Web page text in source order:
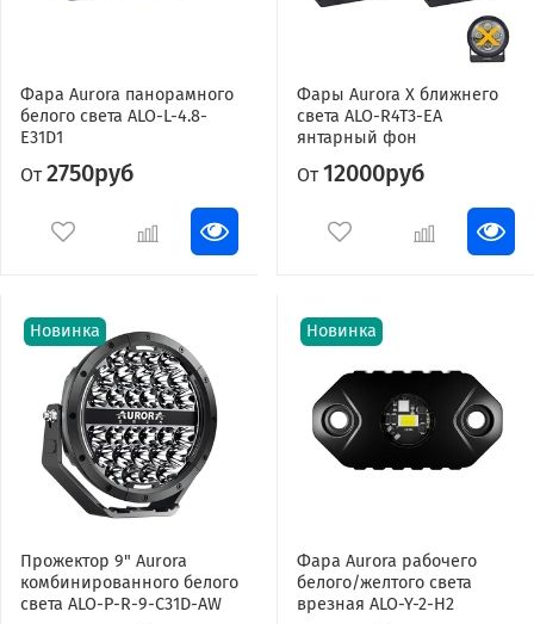
Фара Aurora панорамного
белого света ALO-L-4.8-
E31D1
От 2750руб
Фары Aurora X ближнего
света ALO-R4T3-EA
янтарный фон
От 12000руб
Новинка
Прожектор 9" Aurora
комбинированного белого
света ALO-P-R-9-C31D-AW
Новинка
Фара Aurora рабочего
белого/желтого света
врезная ALO-Y-2-H2